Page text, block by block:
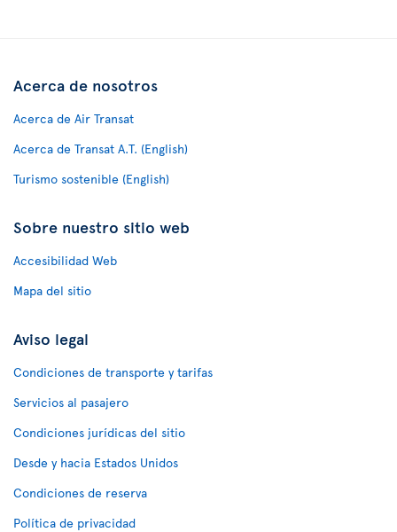
Acerca de nosotros
Acerca de Air Transat
Acerca de Transat A.T. (English)
Turismo sostenible (English)
Sobre nuestro sitio web
Accesibilidad Web
Mapa del sitio
Aviso legal
Condiciones de transporte y tarifas
Servicios al pasajero
Condiciones jurídicas del sitio
Desde y hacia Estados Unidos
Condiciones de reserva
Política de privacidad